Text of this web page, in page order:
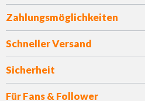
Zahlungsmöglichkeiten
Schneller Versand
Sicherheit
Für Fans & Follower